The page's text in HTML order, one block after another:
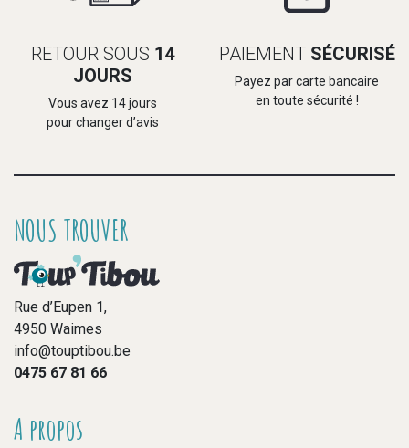
RETOUR SOUS 14
JOURS
Vous avez 14 jours
pour changer d’avis
PAIEMENT SÉCURISÉ
Payez par carte bancaire
en toute sécurité !
NOUS TROUVER
Rue d’Eupen 1,
4950 Waimes
info@touptibou.be
0475 67 81 66
A propos